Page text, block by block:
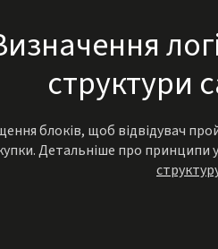
структури
блоків, щоб відвідувач
Детальніше про принципи у